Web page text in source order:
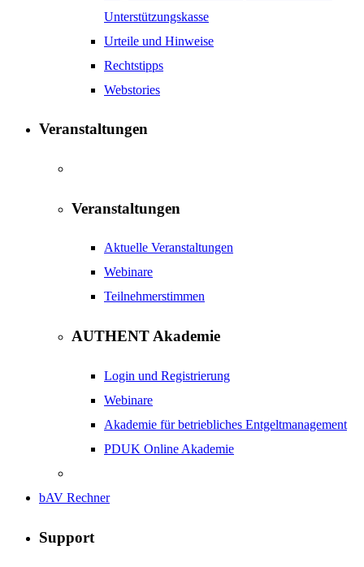
Unterstützungskasse
Urteile und Hinweise
Rechtstipps
Webstories
Veranstaltungen
Veranstaltungen
Aktuelle Veranstaltungen
Webinare
Teilnehmerstimmen
AUTHENT Akademie
Login und Registrierung
Webinare
Akademie für betriebliches Entgeltmanagement
PDUK Online Akademie
bAV Rechner
Support